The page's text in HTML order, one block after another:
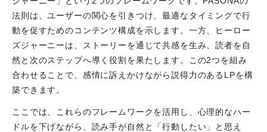
法則は、ユーザーの関心を引きつけ、最適なタイミングで行
動を促すためのコンテンツ構成を示します。一方、ヒーロー
ズジャーニーは、ストーリーを通じて共感を生み、読者を自
然と次のステップへ導く役割を果たします。この2つを組み
合わせることで、感情に訴えかけながら説得力のあるLPを構
築できます。
ここでは、これらのフレームワークを活用し、心理的なハー
ドルを下げながら、読み手が自然と「行動したい」と思え